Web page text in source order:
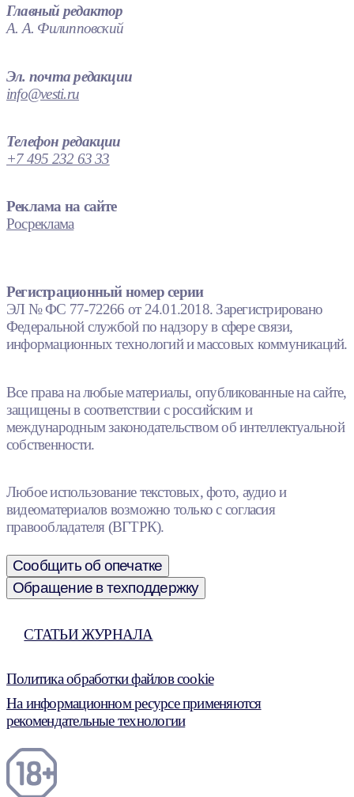
Главный редактор
А. А. Филипповский
Эл. почта редакции
info@vesti.ru
Телефон редакции
+7 495 232 63 33
Реклама на сайте
Росреклама
Регистрационный номер серии
ЭЛ № ФС 77-72266 от 24.01.2018. Зарегистрировано
Федеральной службой по надзору в сфере связи,
информационных технологий и массовых коммуникаций.
Все права на любые материалы, опубликованные на сайте,
защищены в соответствии с российским и
международным законодательством об интеллектуальной
собственности.
Любое использование текстовых, фото, аудио и
видеоматериалов возможно только с согласия
правообладателя (ВГТРК).
Сообщить об опечатке
Обращение в техподдержку
СТАТЬИ ЖУРНАЛА
Политика обработки файлов cookie
На информационном ресурсе применяются
рекомендательные технологии